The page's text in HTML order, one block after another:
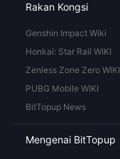
Rakan Kongsi
Genshin Impact Wiki
Honkai: Star Rail WIKI
Zenless Zone Zero WIKI
PUBG Mobile WIKI
BitTopup News
Mengenai BitTopup